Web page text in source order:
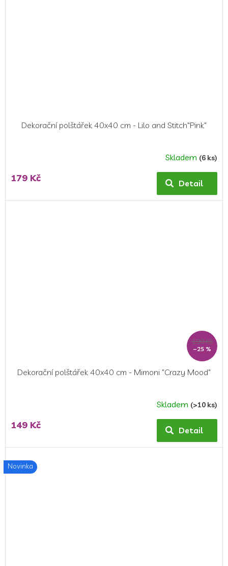
Dekorační polštářek 40x40 cm - Lilo and Stitch"Pink"
Skladem (6 ks)
179 Kč Detail
199 Kč
–25 %
Dekorační polštářek 40x40 cm - Mimoni "Crazy Mood"
Skladem (>10 ks)
149 Kč Detail
Novinka